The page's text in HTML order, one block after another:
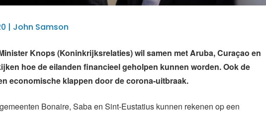
| John Samson
Knops (Koninkrijksrelaties) wil samen met Aruba, Curaçao en
hoe de eilanden financieel geholpen kunnen worden. Ook de
economische klappen door de corona-uitbraak.
Bonaire, Saba en Sint-Eustatius kunnen rekenen op een